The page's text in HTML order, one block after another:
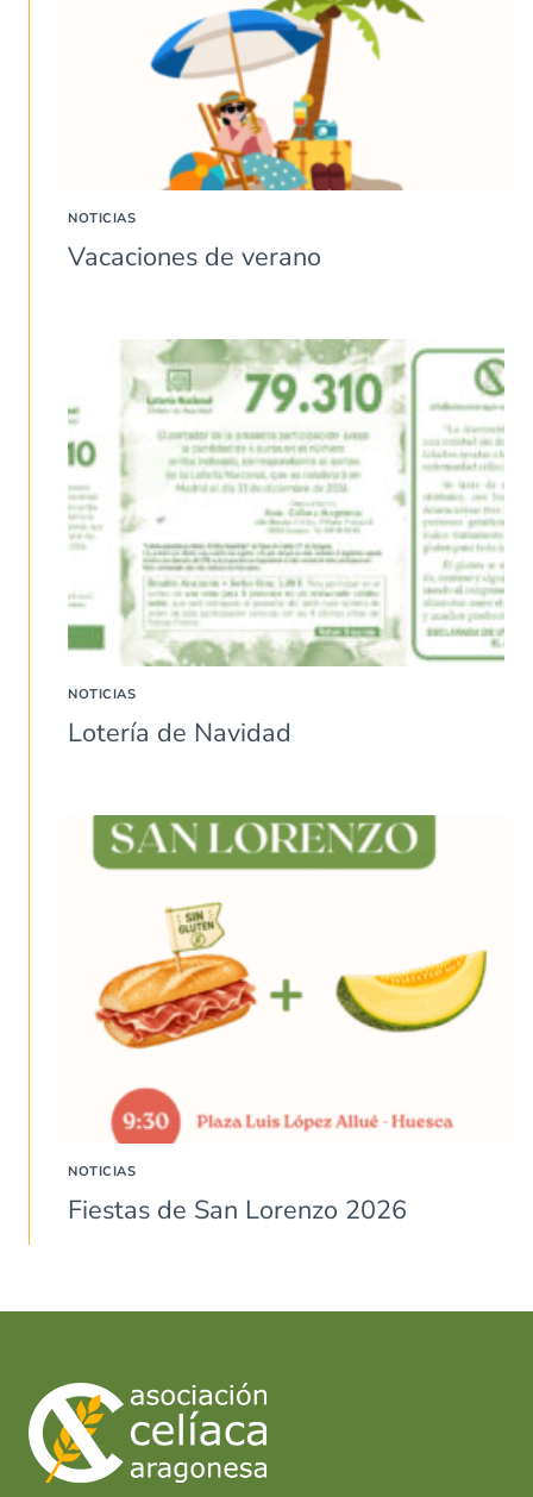
NOTICIAS
Vacaciones de verano
NOTICIAS
Lotería de Navidad
NOTICIAS
Fiestas de San Lorenzo 2026